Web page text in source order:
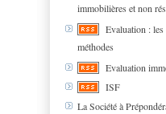
immobilières et non
Evaluation : les
méthodes
Evaluation
ISF
La Société à